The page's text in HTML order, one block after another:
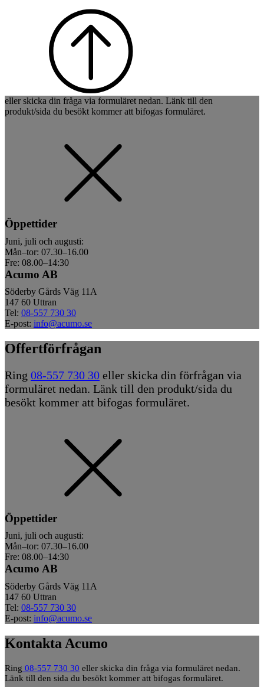
eller skicka din fråga via formuläret nedan. Länk till den
produkt/sida du besökt kommer att bifogas formuläret.
Öppettider
Juni, juli och augusti:
Mån–tor: 07.30–16.00
Fre: 08.00–14:30
Acumo AB
Söderby Gårds Väg 11A
147 60 Uttran
Tel: 08-557 730 30
E-post: info@acumo.se
Offertförfrågan
Ring 08-557 730 30 eller skicka din förfrågan via
formuläret nedan. Länk till den produkt/sida du
besökt kommer att bifogas formuläret.
Öppettider
Juni, juli och augusti:
Mån–tor: 07.30–16.00
Fre: 08.00–14:30
Acumo AB
Söderby Gårds Väg 11A
147 60 Uttran
Tel: 08-557 730 30
E-post: info@acumo.se
Kontakta Acumo
Ring 08-557 730 30 eller skicka din fråga via formuläret nedan.
Länk till den sida du besökt kommer att bifogas formuläret.